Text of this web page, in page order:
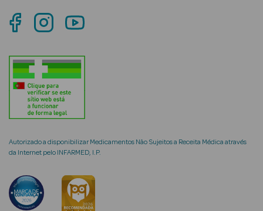
Rosto e
Ver Tudo
Cosmética
Rosto
Hidratantes
Anti-
envelhecimento
Autorizado a disponibilizar Medicamentos Não Sujeitos a Receita Médica através
da Internet pelo INFARMED, I.P.